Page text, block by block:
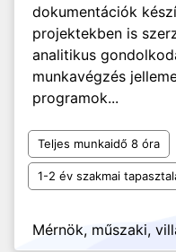
dokumentációk
projektekben is
analitikus
munkavégzés
programok...
Teljes munkaidő 8 óra
1-2 év szakmai
Mérnök, műszaki,